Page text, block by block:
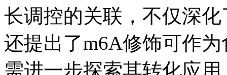
长调控的关联，不仅深
还提出了m6A修饰可作
需进一步探索其转化应